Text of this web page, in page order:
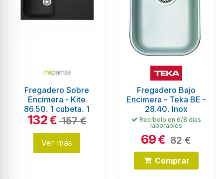
Fregadero Sobre
Encimera - Kite
86.50, 1 cubeta, 1
escurridor, Negro
132€ 157 €
Ver más
Fregadero Bajo
Encimera - Teka BE -
28.40, Inox
Recíbelo en 6/8 días
laborables
69€ 82 €
Comprar